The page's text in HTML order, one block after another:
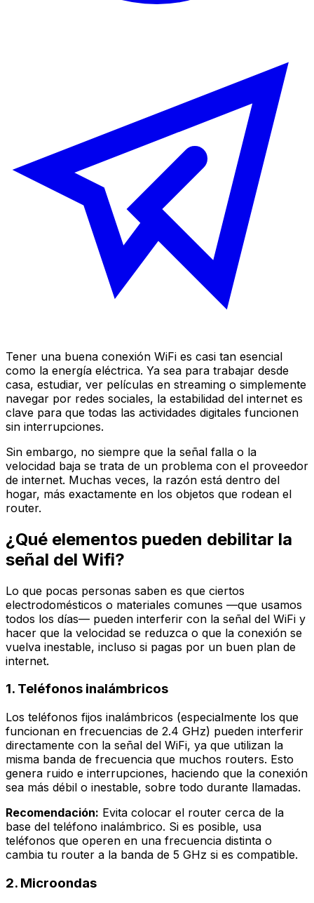
Tener una buena conexión WiFi es casi tan esencial
como la energía eléctrica. Ya sea para trabajar desde
casa, estudiar, ver películas en streaming o simplemente
navegar por redes sociales, la estabilidad del internet es
clave para que todas las actividades digitales funcionen
sin interrupciones.
Sin embargo, no siempre que la señal falla o la
velocidad baja se trata de un problema con el proveedor
de internet. Muchas veces, la razón está dentro del
hogar, más exactamente en los objetos que rodean el
router.
¿Qué elementos pueden debilitar la
señal del Wifi?
Lo que pocas personas saben es que ciertos
electrodomésticos o materiales comunes —que usamos
todos los días— pueden interferir con la señal del WiFi y
hacer que la velocidad se reduzca o que la conexión se
vuelva inestable, incluso si pagas por un buen plan de
internet.
1. Teléfonos inalámbricos
Los teléfonos fijos inalámbricos (especialmente los que
funcionan en frecuencias de 2.4 GHz) pueden interferir
directamente con la señal del WiFi, ya que utilizan la
misma banda de frecuencia que muchos routers. Esto
genera ruido e interrupciones, haciendo que la conexión
sea más débil o inestable, sobre todo durante llamadas.
Recomendación: Evita colocar el router cerca de la
base del teléfono inalámbrico. Si es posible, usa
teléfonos que operen en una frecuencia distinta o
cambia tu router a la banda de 5 GHz si es compatible.
2. Microondas